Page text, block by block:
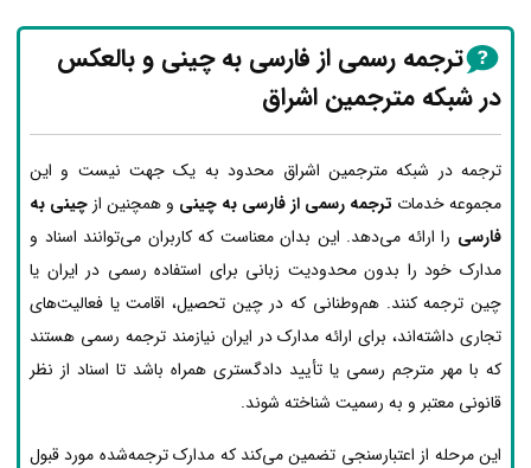
ترجمه رسمی از فارسی به چینی و بالعکس
در شبکه مترجمین اشراق
ترجمه در شبکه مترجمین اشراق محدود به یک جهت نیست و این
مجموعه خدمات ترجمه رسمی از فارسی به چینی و همچنین ازچینی به
فارسی را ارائه می‌دهد. این بدان معناست که کاربران می‌توانند اسناد و
مدارک خود را بدون محدودیت زبانی برای استفاده رسمی در ایران یا
چین ترجمه کنند. هم‌وطنانی که در چین تحصیل، اقامت یا فعالیت‌های
تجاری داشته‌اند، برای ارائه مدارک در ایران نیازمند ترجمه رسمی هستند
که با مهر مترجم رسمی یا تأیید دادگستری همراه باشد تا اسناد از نظر
قانونی معتبر و به رسمیت شناخته شوند.
این مرحله از اعتبارسنجی تضمین می‌کند که مدارک ترجمه‌شده مورد قبول